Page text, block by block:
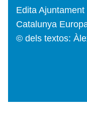
Edita
Catalunya
© dels textos: